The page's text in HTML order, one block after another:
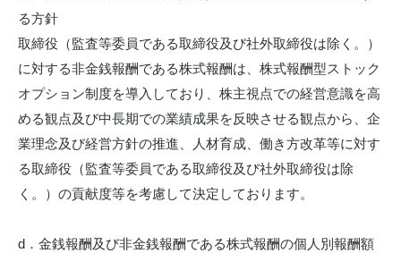
る方針
取締役（監査等委員である取締役及び社外取締役は除く。）
に対する非金銭報酬である株式報酬は、株式報酬型ストック
オプション制度を導入しており、株主視点での経営意識を高
める観点及び中長期での業績成果を反映させる観点から、企
業理念及び経営方針の推進、人材育成、働き方改革等に対す
る取締役（監査等委員である取締役及び社外取締役は除
く。）の貢献度等を考慮して決定しております。
d．金銭報酬及び非金銭報酬である株式報酬の個人別報酬額